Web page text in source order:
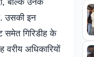
उसकी इन
गिरिडीह के
अधिकारियों